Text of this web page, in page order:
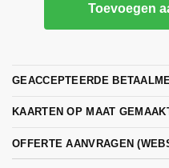
Toevoegen
GEACCEPTEERDE
KAARTEN OP MAAT
OFFERTE AANVRAGEN